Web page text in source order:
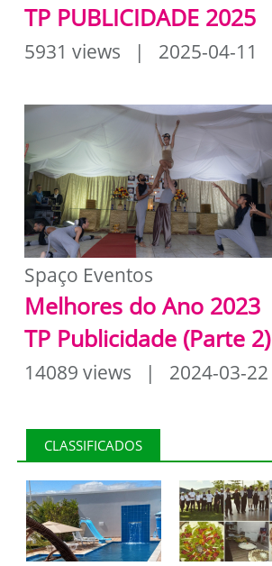
TP PUBLICIDADE 2025
5931 views | 2025-04-11
Spaço Eventos
Melhores do Ano 2023
TP Publicidade (Parte 2)
14089 views | 2024-03-22
CLASSIFICADOS